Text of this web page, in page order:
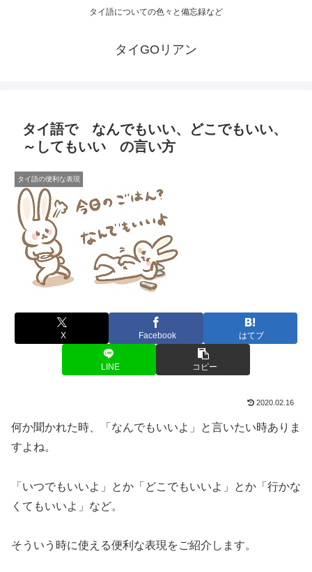
タイ語についての色々と備忘録など
タイGOリアン
タイ語で なんでもいい、どこでもいい、
～してもいい の言い方
タイ語の便利な表現
X Facebook はてブ
LINE コピー
2020.02.16
何か聞かれた時、「なんでもいいよ」と言いたい時ありま
すよね。
「いつでもいいよ」とか「どこでもいいよ」とか「行かな
くてもいいよ」など。
そういう時に使える便利な表現をご紹介します。